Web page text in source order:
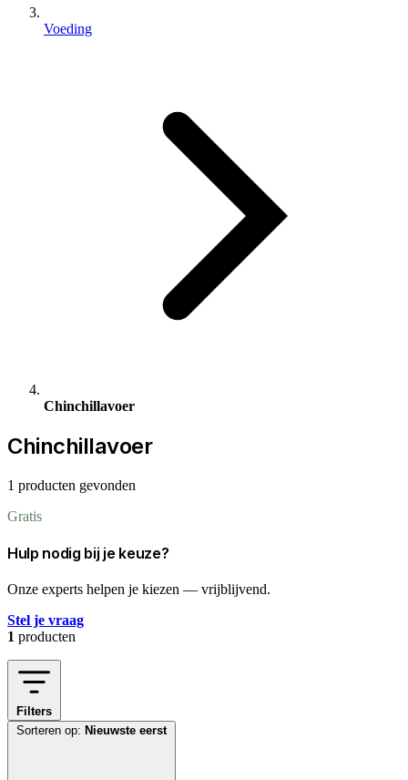
Voeding
Chinchillavoer
Chinchillavoer
1 producten gevonden
Gratis
Hulp nodig bij je keuze?
Onze experts helpen je kiezen — vrijblijvend.
Stel je vraag
1 producten
Filters
Sorteren op: Nieuwste eerst